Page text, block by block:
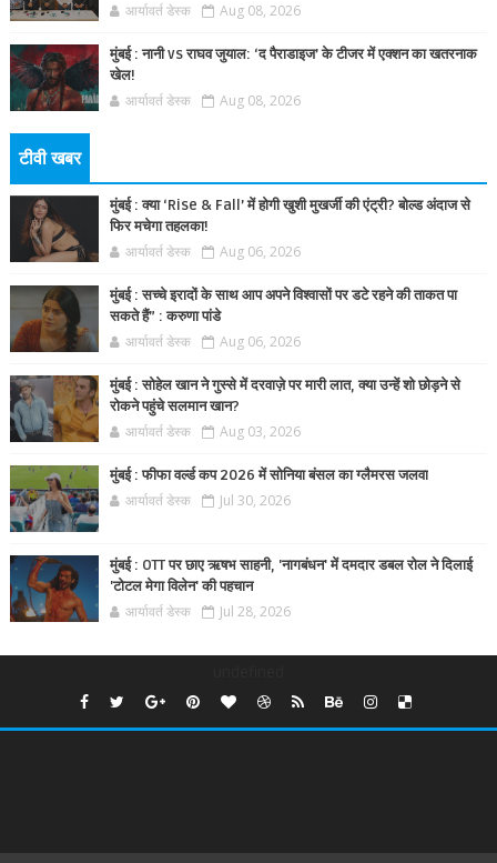
आर्यावर्त डेस्क Aug 08, 2026
मुंबई : नानी vs राघव जुयाल: ‘द पैराडाइज’ के टीजर में एक्शन का खतरनाक
खेल!
आर्यावर्त डेस्क Aug 08, 2026
टीवी खबर
मुंबई : क्या ‘Rise & Fall’ में होगी खुशी मुखर्जी की एंट्री? बोल्ड अंदाज से
फिर मचेगा तहलका!
आर्यावर्त डेस्क Aug 06, 2026
मुंबई : सच्चे इरादों के साथ आप अपने विश्वासों पर डटे रहने की ताकत पा
सकते हैं” : करुणा पांडे
आर्यावर्त डेस्क Aug 06, 2026
मुंबई : सोहेल खान ने गुस्से में दरवाज़े पर मारी लात, क्या उन्हें शो छोड़ने से
रोकने पहुंचे सलमान खान?
आर्यावर्त डेस्क Aug 03, 2026
मुंबई : फीफा वर्ल्ड कप 2026 में सोनिया बंसल का ग्लैमरस जलवा
आर्यावर्त डेस्क Jul 30, 2026
मुंबई : OTT पर छाए ऋषभ साहनी, 'नागबंधन' में दमदार डबल रोल ने दिलाई
'टोटल मेगा विलेन' की पहचान
आर्यावर्त डेस्क Jul 28, 2026